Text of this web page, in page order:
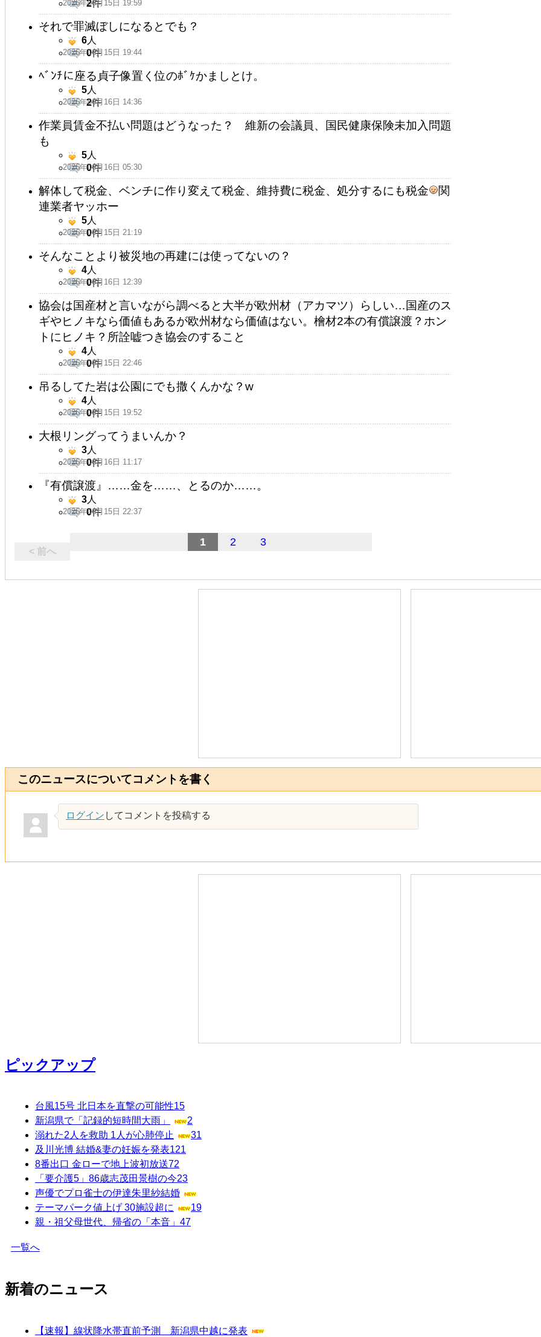
2026年06月15日 19:59
2件
それで罪滅ぼしになるとでも？
2026年06月15日 19:44
6人
0件
ﾍﾞﾝﾁに座る貞子像置く位のﾎﾞｹかましとけ。
2026年06月16日 14:36
5人
2件
作業員賃金不払い問題はどうなった？ 維新の会議員、国民健康保険未加入問題
も
2026年06月16日 05:30
5人
0件
解体して税金、ベンチに作り変えて税金、維持費に税金、処分するにも税金
関
連業者ヤッホー
2026年06月15日 21:19
5人
0件
そんなことより被災地の再建には使ってないの？
2026年06月16日 12:39
4人
0件
協会は国産材と言いながら調べると大半が欧州材（アカマツ）らしい…国産のス
ギやヒノキなら価値もあるが欧州材なら価値はない。檜材2本の有償譲渡？ホン
トにヒノキ？所詮嘘つき協会のすること
2026年06月15日 22:46
4人
0件
吊るしてた岩は公園にでも撒くんかな？w
2026年06月15日 19:52
4人
0件
大根リングってうまいんか？
2026年06月16日 11:17
3人
0件
『有償譲渡』……金を……、とるのか……。
2026年06月15日 22:37
3人
0件
< 前へ
1 2 3
このニュースについてコメントを書く
ログイン してコメントを投稿する
ピックアップ
台風15号 北日本を直撃の可能性15
新潟県で「記録的短時間大雨」
2
溺れた2人を救助 1人が心肺停止
31
及川光博 結婚&妻の妊娠を発表121
8番出口 金ローで地上波初放送72
「要介護5」86歳志茂田景樹の今23
声優でプロ雀士の伊達朱里紗結婚
テーマパーク値上げ 30施設超に
19
親・祖父母世代、帰省の「本音」 47
一覧へ
新着のニュース
【速報】線状降水帯直前予測 新潟県中越に発表